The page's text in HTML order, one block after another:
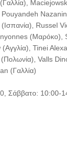
Russel
(Μαρόκο),
Tinei
Valls
(Γαλλία)
Σάββατο: 10:00-